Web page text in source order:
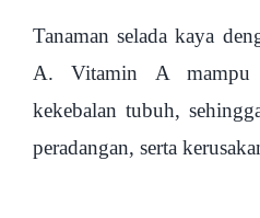
Tanaman selada kaya
A. Vitamin A mampu
kekebalan tubuh,
peradangan, serta